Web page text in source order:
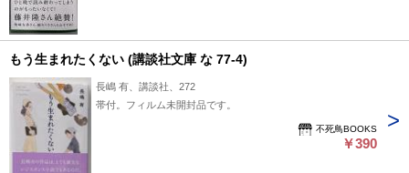
もう生まれたくない (講談社文庫 な 77-4)
長嶋 有、講談社、272
帯付。フィルム未開封品です。
不死鳥BOOKS
￥390